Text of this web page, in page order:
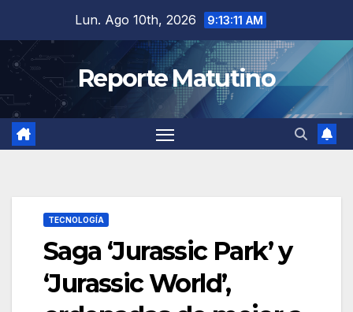
contenido
Lun. Ago 10th, 2026 9:13:13 AM
Reporte Matutino
TECNOLOGÍA
Saga ‘Jurassic Park’ y
‘Jurassic World’,